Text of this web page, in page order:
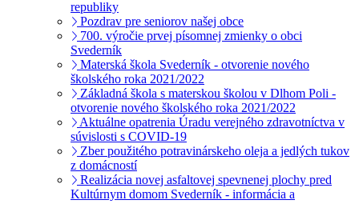
republiky
Pozdrav pre seniorov našej obce
700. výročie prvej písomnej zmienky o obci
Svederník
Materská škola Svederník - otvorenie nového
školského roka 2021/2022
Základná škola s materskou školou v Dlhom Poli -
otvorenie nového školského roka 2021/2022
Aktuálne opatrenia Úradu verejného zdravotníctva v
súvislosti s COVID-19
Zber použitého potravinárskeho oleja a jedlých tukov
z domácností
Realizácia novej asfaltovej spevnenej plochy pred
Kultúrnym domom Svederník - informácia a